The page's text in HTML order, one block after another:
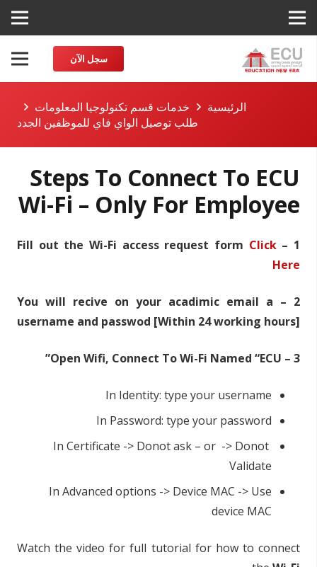
سجل الآن
الرئيسية
خدمات قسم تكنولوجيا المعلومات
طلب توصيل الواي فاي للموظفين الجدد
Steps To Connect To ECU
Wi-Fi – Only For Employee
1 – Fill out the Wi-Fi access request form
Click
Here
2 – You will recive on your acadimic email a
username and passwod [Within 24 working hours]
3 – Open Wifi, Connect To Wi-Fi Named “ECU”
In Identity: type your username
In Password: type your password
In Certificate -> Donot ask – or -> Donot
Validate
In Advanced options -> Device MAC -> Use
device MAC
Watch the video for full tutorial for how to connect